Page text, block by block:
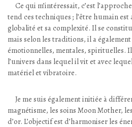
Ce qui m’intéressait, c’est
tend ces techniques ; l’être humain
globalité et sa complexité. Il se
mais selon les traditions, il a
émotionnelles, mentales, spirituelles.
l’univers dans lequel il vit et avec
matériel et vibratoire.
Je me suis également initiée à
magnétisme, les soins Moon Mother,
d’or. L’objectif est d’harmoniser les